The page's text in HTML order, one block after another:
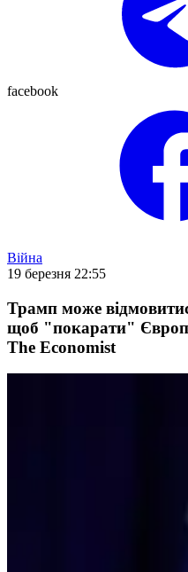
facebook
Війна
19 березня 22:55
Трамп може
щоб "покарати"
The Economist